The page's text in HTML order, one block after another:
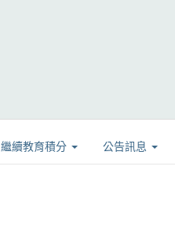
繼續教育積分 公告訊息